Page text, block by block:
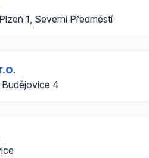
1, Severní Předměstí
Budějovice 4